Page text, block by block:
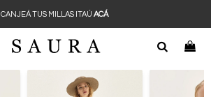
CANJEÁ TUS MILLAS ITAÚ ACÁ